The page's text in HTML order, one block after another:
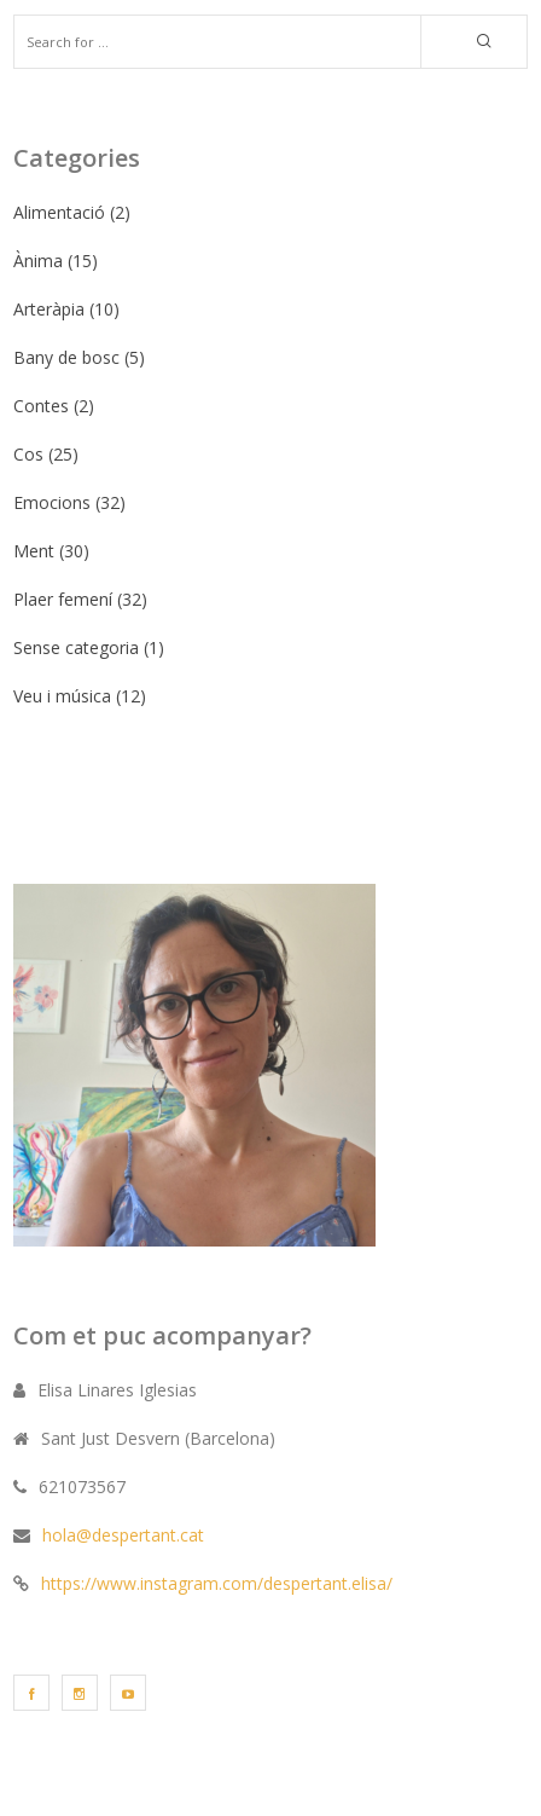
Categories
Alimentació (2)
Ànima (15)
Arteràpia (10)
Bany de bosc (5)
Contes (2)
Cos (25)
Emocions (32)
Ment (30)
Plaer femení(32)
Sense categoria (1)
Veu i música (12)
Com et puc acompanyar?
Elisa Linares Iglesias
Sant Just Desvern (Barcelona)
621073567
hola@despertant.cat
https://www.instagram.com/despertant.elisa/